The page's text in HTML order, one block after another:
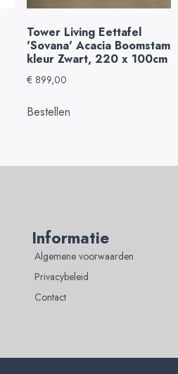
Tower Living Eettafel
'Sovana' Acacia Boomstam
kleur Zwart, 220 x 100cm
€ 899,00
Bestellen
Informatie
Algemene voorwaarden
Privacybeleid
Contact